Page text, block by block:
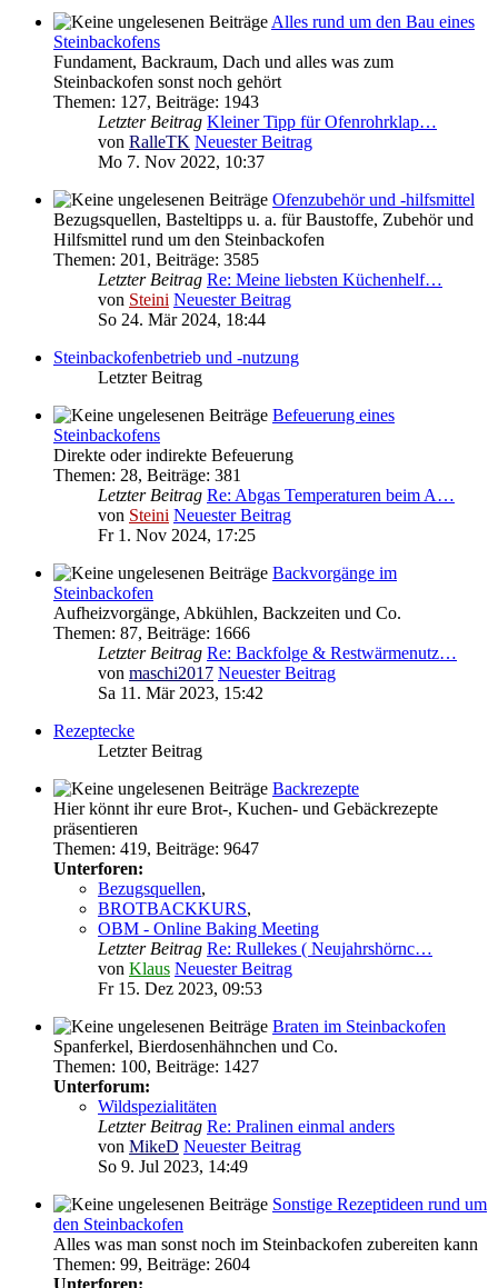
Alles rund um den Bau eines
Steinbackofens
Fundament, Backraum, Dach und alles was zum
Steinbackofen sonst noch gehört
Themen: 127, Beiträge: 1943
Letzter Beitrag Kleiner Tipp für Ofenrohrklap…
von RalleTK Neuester Beitrag
Mo 7. Nov 2022, 10:37
Ofenzubehör und -hilfsmittel
Bezugsquellen, Basteltipps u. a. für Baustoffe, Zubehör und
Hilfsmittel rund um den Steinbackofen
Themen: 201 , Beiträge: 3585
Letzter Beitrag Re: Meine liebsten Küchenhelf…
von Steini Neuester Beitrag
So 24. Mär 2024, 18:44
Steinbackofenbetrieb und -nutzung
Letzter Beitrag
Befeuerung eines
Steinbackofens
Direkte oder indirekte Befeuerung
Themen: 28, Beiträge: 381
Letzter Beitrag Re: Abgas Temperaturen beim A…
von Steini Neuester Beitrag
Fr 1. Nov 2024, 17:25
Backvorgänge im
Steinbackofen
Aufheizvorgänge, Abkühlen, Backzeiten und Co.
Themen: 87, Beiträge: 1666
Letzter Beitrag Re: Backfolge & Restwärmenutz…
von maschi2017 Neuester Beitrag
Sa 11. Mär 2023, 15:42
Rezeptecke
Letzter Beitrag
Backrezepte
Hier könnt ihr eure Brot-, Kuchen- und Gebäckrezepte
präsentieren
Themen: 419, Beiträge: 9647
Unterforen:
Bezugsquellen,
BROTBACKKURS,
OBM - Online Baking Meeting
Letzter Beitrag Re: Rullekes ( Neujahrshörnc…
von Klaus Neuester Beitrag
Fr 15. Dez 2023, 09:53
Braten im Steinbackofen
Spanferkel, Bierdosenhähnchen und Co.
Themen: 100, Beiträge: 1427
Unterforum:
Wildspezialitäten
Letzter Beitrag Re: Pralinen einmal anders
von MikeD Neuester Beitrag
So 9. Jul 2023, 14:49
Sonstige Rezeptideen rund um
den Steinbackofen
Alles was man sonst noch im Steinbackofen zubereiten kann
Themen: 99, Beiträge: 2604
Unterforen: